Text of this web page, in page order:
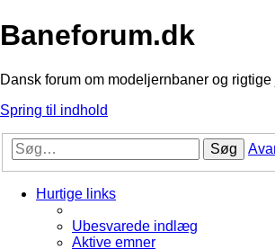
Baneforum.dk
Dansk forum om modeljernbaner og
Spring til indhold
Søg
Hurtige links
Ubesvarede indlæg
Aktive emner